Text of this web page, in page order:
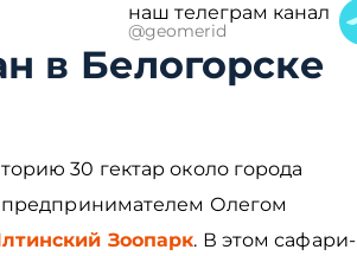
наш телеграм канал
@geomerid
в Белогорске
30 гектар около города
предпринимателем Олегом
Зоопарк. В этом сафари-